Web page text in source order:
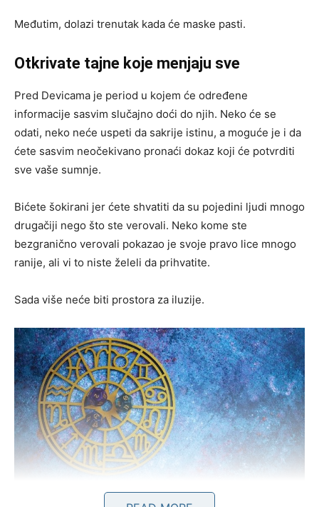
Međutim, dolazi trenutak kada će maske pasti.
Otkrivate tajne koje menjaju sve
Pred Devicama je period u kojem će određene
informacije sasvim slučajno doći do njih. Neko će se
odati, neko neće uspeti da sakrije istinu, a moguće je i da
ćete sasvim neočekivano pronaći dokaz koji će potvrditi
sve vaše sumnje.
Bićete šokirani jer ćete shvatiti da su pojedini ljudi mnogo
drugačiji nego što ste verovali. Neko kome ste
bezgranično verovali pokazao je svoje pravo lice mnogo
ranije, ali vi to niste želeli da prihvatite.
Sada više neće biti prostora za iluzije.